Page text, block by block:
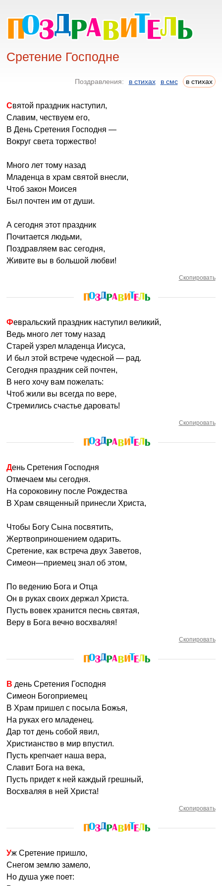
Сретение Господне
Поздравления: в стихах в смс в стихах
Святой праздник наступил,
Славим, чествуем его,
В День Сретения Господня —
Вокруг света торжество!
Много лет тому назад
Младенца в храм святой внесли,
Чтоб закон Моисея
Был почтен им от души.
А сегодня этот праздник
Почитается людьми,
Поздравляем вас сегодня,
Живите вы в большой любви!
Скопировать
Февральский праздник наступил великий,
Ведь много лет тому назад
Старей узрел младенца Иисуса,
И был этой встрече чудесной — рад.
Сегодня праздник сей почтен,
В него хочу вам пожелать:
Чтоб жили вы всегда по вере,
Стремились счастье даровать!
Скопировать
День Сретения Господня
Отмечаем мы сегодня.
На сороковину после Рождества
В Храм священный принесли Христа,
Чтобы Богу Сына посвятить,
Жертвоприношением одарить.
Сретение, как встреча двух Заветов,
Симеон—приемец знал об этом,
По ведению Бога и Отца
Он в руках своих держал Христа.
Пусть вовек хранится песнь святая,
Веру в Бога вечно восхваляя!
Скопировать
В день Сретения Господня
Симеон Богоприемец
В Храм пришел с посыла Божья,
На руках его младенец.
Дар тот день собой явил,
Христианство в мир впустил.
Пусть крепчает наша вера,
Славит Бога на века,
Пусть придет к ней каждый грешный,
Восхваляя в ней Христа!
Скопировать
Уж Сретение пришло,
Снегом землю замело,
Но душа уже поет: